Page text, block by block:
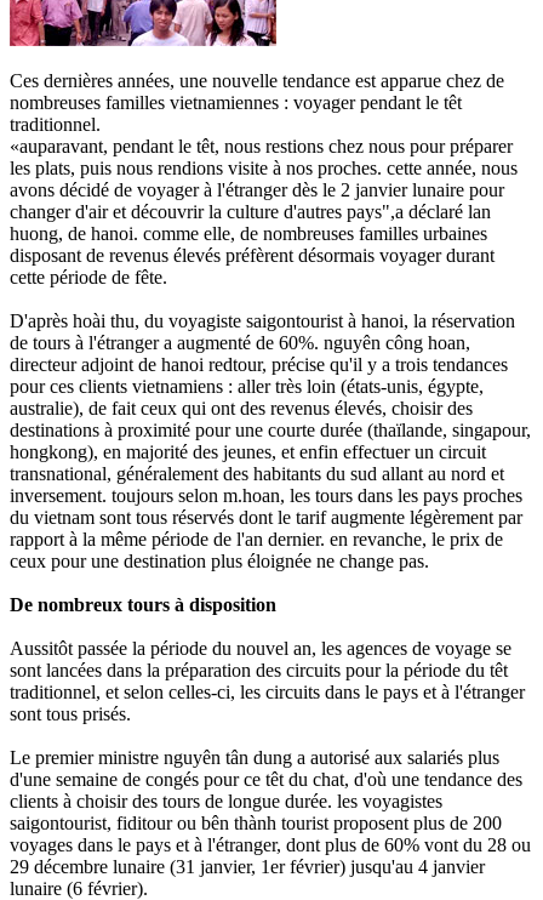
Ces dernières années, une nouvelle tendance est apparue chez de
nombreuses familles vietnamiennes : voyager pendant le têt
traditionnel.
«auparavant, pendant le têt, nous restions chez nous pour préparer
les plats, puis nous rendions visite à nos proches. cette année, nous
avons décidé de voyager à l'étranger dès le 2 janvier lunaire pour
changer d'air et découvrir la culture d'autres pays",a déclaré lan
huong, de hanoi. comme elle, de nombreuses familles urbaines
disposant de revenus élevés préfèrent désormais voyager durant
cette période de fête.
D'après hoài thu, du voyagiste saigontourist à hanoi, la réservation
de tours à l'étranger a augmenté de 60%. nguyên công hoan,
directeur adjoint de hanoi redtour, précise qu'il y a trois tendances
pour ces clients vietnamiens : aller très loin (états-unis, égypte,
australie), de fait ceux qui ont des revenus élevés, choisir des
destinations à proximité pour une courte durée (thaïlande, singapour,
hongkong), en majorité des jeunes, et enfin effectuer un circuit
transnational, généralement des habitants du sud allant au nord et
inversement. toujours selon m.hoan, les tours dans les pays proches
du vietnam sont tous réservés dont le tarif augmente légèrement par
rapport à la même période de l'an dernier. en revanche, le prix de
ceux pour une destination plus éloignée ne change pas.
De nombreux tours à disposition
Aussitôt passée la période du nouvel an, les agences de voyage se
sont lancées dans la préparation des circuits pour la période du têt
traditionnel, et selon celles-ci, les circuits dans le pays et à l'étranger
sont tous prisés.
Le premier ministre nguyên tân dung a autorisé aux salariés plus
d'une semaine de congés pour ce têt du chat, d'où une tendance des
clients à choisir des tours de longue durée. les voyagistes
saigontourist, fiditour ou bên thành tourist proposent plus de 200
voyages dans le pays et à l'étranger, dont plus de 60% vont du 28 ou
29 décembre lunaire (31 janvier, 1er février) jusqu'au 4 janvier
lunaire (6 février).